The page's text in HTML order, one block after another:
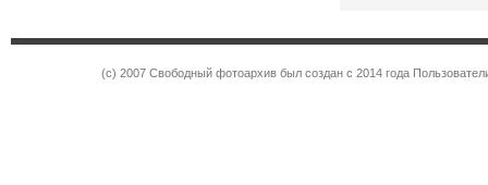
(c) 2007 Свободный фотоархив был создан с 2014 года